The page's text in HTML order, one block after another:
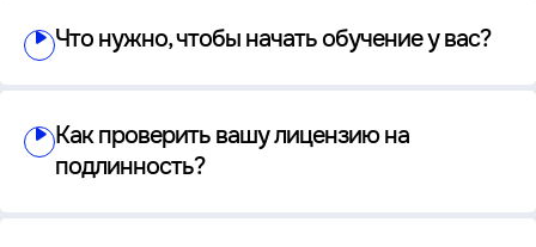
Что нужно, чтобы начать обучение у вас?
Как проверить вашу лицензию на
подлинность?